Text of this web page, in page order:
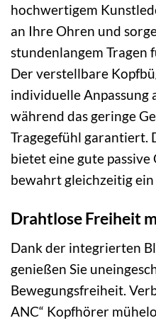
hochwertigem
an Ihre Ohren und
stundenlangem Tragen
Der verstellbare
individuelle Anpassung
während das geringe
Tragegefühl garantiert.
bietet eine gute
bewahrt gleichzeitig
Drahtlose Freiheit
Dank der integrierten
genießen Sie
Bewegungsfreiheit.
ANC“ Kopfhörer